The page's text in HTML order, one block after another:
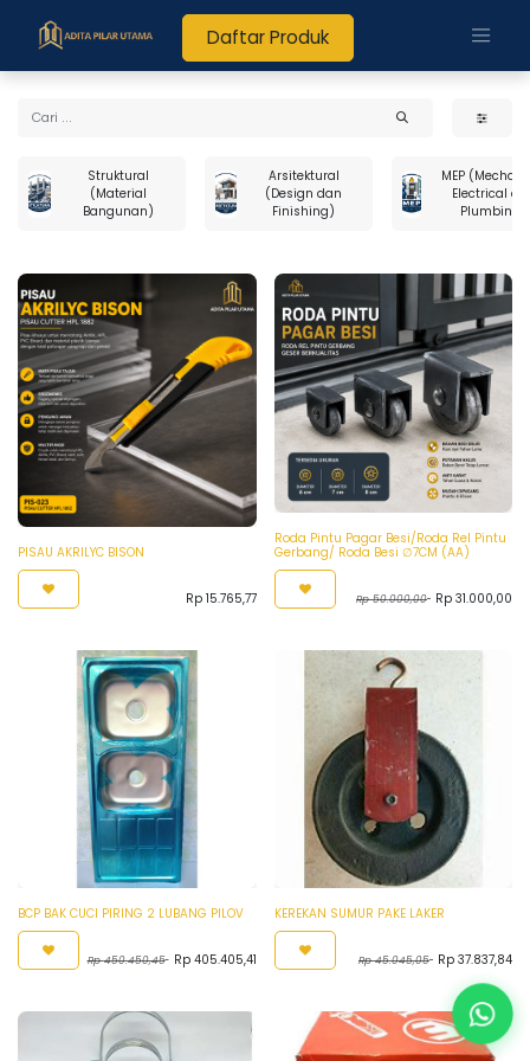
Daftar Produk
Struktural
(Material
Bangunan)
Arsitektural
(Design dan
Finishing)
MEP
Electrical
Plumbing)
PISAU AKRILYC BISON
Rp 15.765,77
Roda Pintu Pagar Besi/Roda Rel Pintu
Gerbang/ Roda Besi ∅7CM (AA)
Rp50.000,00 Rp 31.000,00
BCP BAK CUCI PIRING 2 LUBANG PILOV
Rp450.450,45 Rp 405.405,41
KEREKAN SUMUR PAKE LAKER
Rp45.045,05 Rp 37.837,84